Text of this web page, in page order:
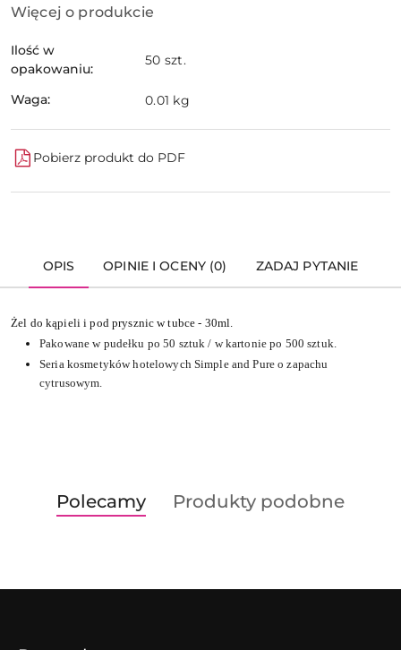
Więcej o produkcie
Ilość w
opakowaniu:
50 szt.
Waga: 0.01 kg
Pobierz produkt do PDF
OPIS OPINIE I OCENY (0) ZADAJ PYTANIE
Żel do kąpieli i pod prysznic w tubce - 30ml.
Pakowane w pudełku po 50 sztuk / w kartonie po 500 sztuk.
Seria kosmetyków hotelowych Simple and Pure o zapachu
cytrusowym.
Pomiń karuzelę produktów
Produkty
o
Polecamy
Produkty
Produkty podobne